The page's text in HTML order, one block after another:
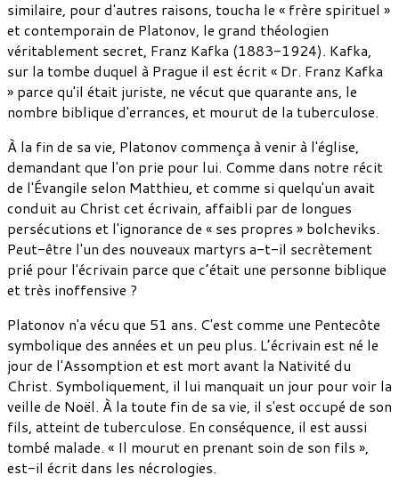
similaire, pour d'autres raisons, toucha le « frère spirituel »
et contemporain de Platonov, le grand théologien
véritablement secret, Franz Kafka (1883-1924). Kafka,
sur la tombe duquel à Prague il est écrit « Dr. Franz Kafka
» parce qu'il était juriste, ne vécut que quarante ans, le
nombre biblique d'errances, et mourut de la tuberculose.
À la fin de sa vie, Platonov commença à venir à l'église,
demandant que l'on prie pour lui. Comme dans notre récit
de l'Évangile selon Matthieu, et comme si quelqu'un avait
conduit au Christ cet écrivain, affaibli par de longues
persécutions et l'ignorance de « ses propres » bolcheviks.
Peut-être l'un des nouveaux martyrs a-t-il secrètement
prié pour l'écrivain parce que c’était une personne biblique
et très inoffensive ?
Platonov n'a vécu que 51 ans. C'est comme une Pentecôte
symbolique des années et un peu plus. L’écrivain est né le
jour de l'Assomption et est mort avant la Nativité du
Christ. Symboliquement, il lui manquait un jour pour voir la
veille de Noël. À la toute fin de sa vie, il s'est occupé de son
fils, atteint de tuberculose. En conséquence, il est aussi
tombé malade. « Il mourut en prenant soin de son fils »,
est-il écrit dans les nécrologies.